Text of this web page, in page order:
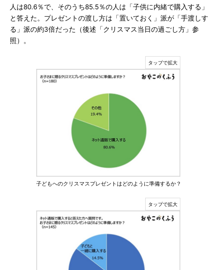
人は80.6％で、そのうち85.5％の人は「子供に内緒で購入する」
と答えた。プレゼントの渡し方は「置いておく」派が「手渡しす
る」派の約3倍だった（後述「クリスマス当日の過ごし方」参
照）。
子どもへのクリスマスプレゼントはどのように準備するか？